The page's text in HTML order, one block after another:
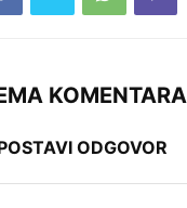
KOMENTARA
ODGOVOR